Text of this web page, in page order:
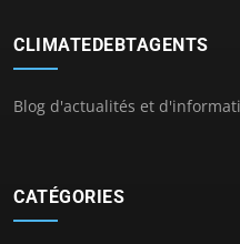
CLIMATEDEBTAGENTS
Blog d'actualités et
CATÉGORIES